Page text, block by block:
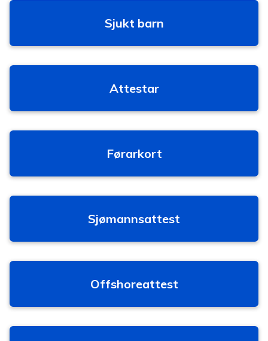
Sjukt barn
Attestar
Førarkort
Sjømannsattest
Offshoreattest